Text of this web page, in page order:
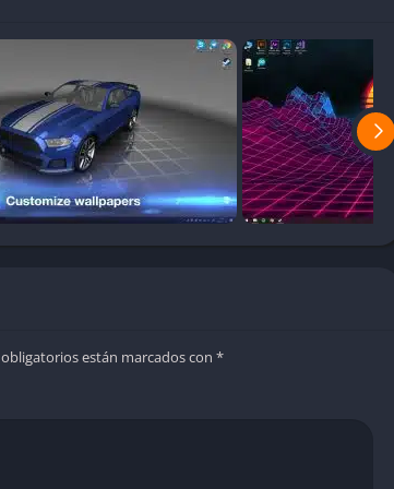
original.
una experiencia interactiva que se asemeja al
explorar miles de creaciones dentro del
Esta exploración se siente casi lúdica, ya
del escritorio, invitando a la
resolución o tipo de animación. Y con solo
están marcados con *